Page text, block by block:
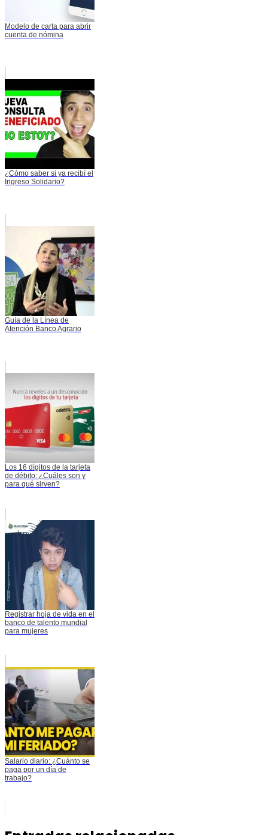
Modelo de carta para abrir
cuenta de nómina
¿Cómo saber si ya recibí el
Ingreso Solidario?
Guía de la Línea de
Atención Banco Agrario
Los 16 dígitos de la tarjeta
de débito: ¿Cuáles son y
para qué sirven?
Registrar hoja de vida en el
banco de talento mundial
para mujeres
Salario diario: ¿Cuánto se
paga por un día de
trabajo?